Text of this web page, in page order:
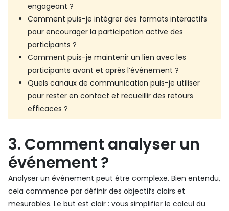
engageant ?
Comment puis-je intégrer des formats interactifs
pour encourager la participation active des
participants ?
Comment puis-je maintenir un lien avec les
participants avant et après l’événement ?
Quels canaux de communication puis-je utiliser
pour rester en contact et recueillir des retours
efficaces ?
3. Comment analyser un
événement ?
Analyser un événement peut être complexe. Bien entendu,
cela commence par définir des objectifs clairs et
mesurables. Le but est clair : vous simplifier le calcul du